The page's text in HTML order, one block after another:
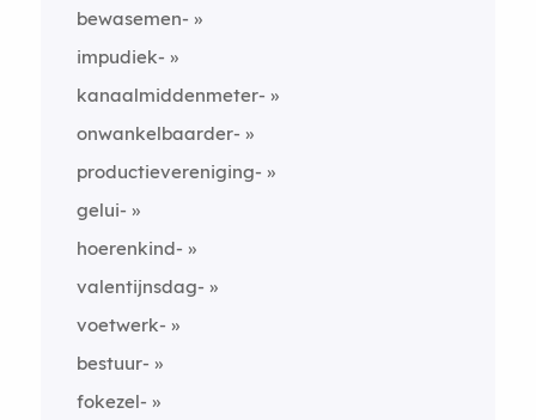
bewasemen-
impudiek-
kanaalmiddenmeter-
onwankelbaarder-
productievereniging-
gelui-
hoerenkind-
valentijnsdag-
voetwerk-
bestuur-
fokezel-